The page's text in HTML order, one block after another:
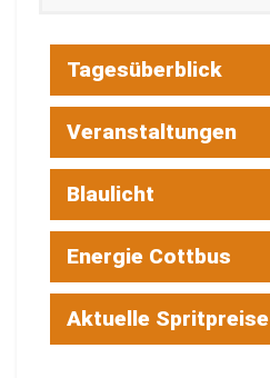
Tagesüberblick
Veranstaltungen
Blaulicht
Energie Cottbus
Aktuelle Spritpreise